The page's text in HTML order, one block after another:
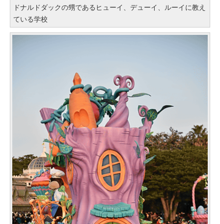
ドナルドダックの甥であるヒューイ、デューイ、ルーイに教え
ている学校